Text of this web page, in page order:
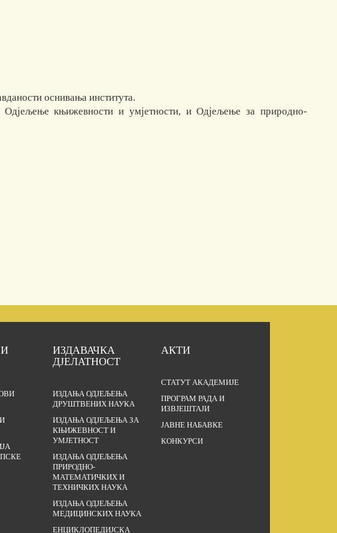
оснивања института.
књижевности и умјетности, и Одјељење за природно-
ИЗДАВАЧКА
ДЈЕЛАТНОСТ
ИЗДАЊА ОДЈЕЉЕЊА
ДРУШТВЕНИХ НАУКА
ИЗДАЊА ОДЈЕЉЕЊА ЗА
КЊИЖЕВНОСТ И
УМЈЕТНОСТ
ИЗДАЊА ОДЈЕЉЕЊА
ПРИРОДНО-
МАТЕМАТИЧКИХ И
ТЕХНИЧКИХ НАУКА
ИЗДАЊА ОДЈЕЉЕЊА
МЕДИЦИНСКИХ НАУКА
ЕНЦИКЛОПЕДИЈСКА
АКТИ
СТАТУТ АКАДЕМИЈЕ
ПРОГРАМ РАДА И
ИЗВЈЕШТАЈИ
ЈАВНЕ НАБАВКЕ
КОНКУРСИ